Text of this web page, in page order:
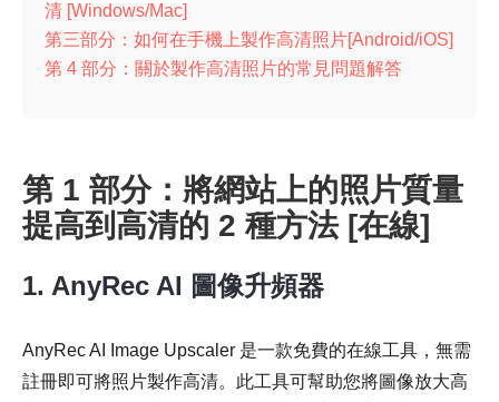
清 [Windows/Mac]
第三部分：如何在手機上製作高清照片[Android/iOS]
第 4 部分：關於製作高清照片的常見問題解答
第 1 部分：將網站上的照片質量
提高到高清的 2 種方法 [在線]
1. AnyRec AI 圖像升頻器
AnyRec AI Image Upscaler 是一款免費的在線工具，無需
註冊即可將照片製作高清。此工具可幫助您將圖像放大高